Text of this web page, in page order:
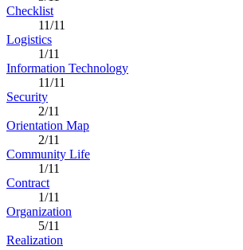
Checklist
11/11
Logistics
1/11
Information Technology
11/11
Security
2/11
Orientation Map
2/11
Community Life
1/11
Contract
1/11
Organization
5/11
Realization